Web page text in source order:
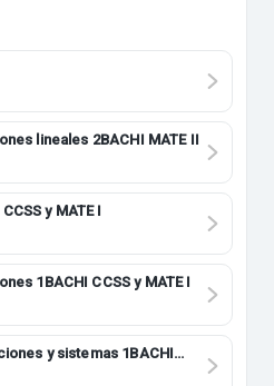
lineales 2BACHI MATE II
y MATE I
1BACHI CCSS y MATE I
y sistemas 1BACHI